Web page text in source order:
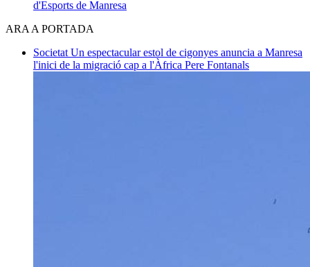
d'Esports de Manresa
ARA A PORTADA
Societat Un espectacular estol de cigonyes anuncia a Manresa
l'inici de la migració cap a l'Àfrica Pere Fontanals